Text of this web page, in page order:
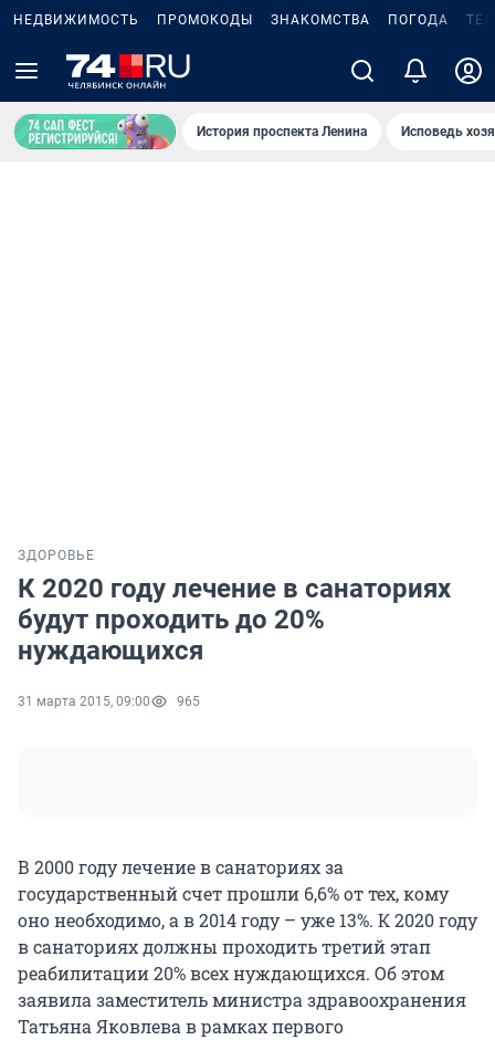
НЕДВИЖИМОСТЬ ПРОМОКОДЫ ЗНАКОМСТВА ПОГОДА
История проспекта Ленина Исповедь
ЗДОРОВЬЕ
К 2020 году лечение в санаториях
будут проходить до 20%
нуждающихся
31 марта 2015, 09:00 965
В 2000 году лечение в санаториях за
государственный счет прошли 6,6% от тех, кому
оно необходимо, а в 2014 году – уже 13%. К 2020 году
в санаториях должны проходить третий этап
реабилитации 20% всех нуждающихся. Об этом
заявила заместитель министра здравоохранения
Татьяна Яковлева в рамках первого